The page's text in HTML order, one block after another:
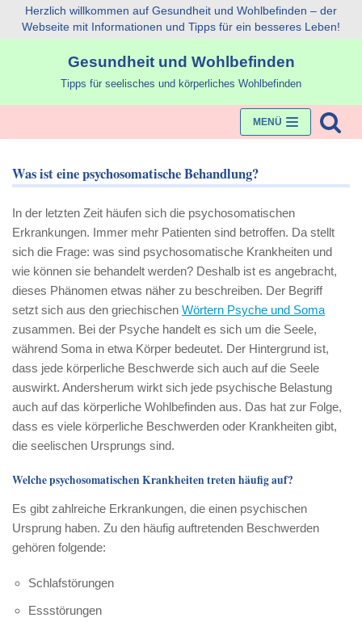
Zum
Herzlich willkommen auf Gesundheit und Wohlbefinden – der
Webseite mit Informationen und Tipps für ein besseres Leben!
Gesundheit und Wohlbefinden
Tipps für seelisches und körperliches Wohlbefinden
MENÜ
Was ist eine psychosomatische Behandlung?
In der letzten Zeit häufen sich die psychosomatischen
Erkrankungen. Immer mehr Patienten sind betroffen. Da stellt
sich die Frage: was sind psychosomatische Krankheiten und
wie können sie behandelt werden? Deshalb ist es angebracht,
dieses Phänomen etwas näher zu beschreiben. Der Begriff
setzt sich aus den griechischen Wörtern Psyche und Soma
zusammen. Bei der Psyche handelt es sich um die Seele,
während Soma in etwa Körper bedeutet. Der Hintergrund ist,
dass jede körperliche Beschwerde sich auch auf die Seele
auswirkt. Andersherum wirkt sich jede psychische Belastung
auch auf das körperliche Wohlbefinden aus. Das hat zur Folge,
dass es viele körperliche Beschwerden oder Krankheiten gibt,
die seelischen Ursprungs sind.
Welche psychosomatischen Krankheiten treten häufig auf?
Es gibt zahlreiche Erkrankungen, die einen psychischen
Ursprung haben. Zu den häufig auftretenden Beschwerden
gehören folgende:
Schlafstörungen
Essstörungen